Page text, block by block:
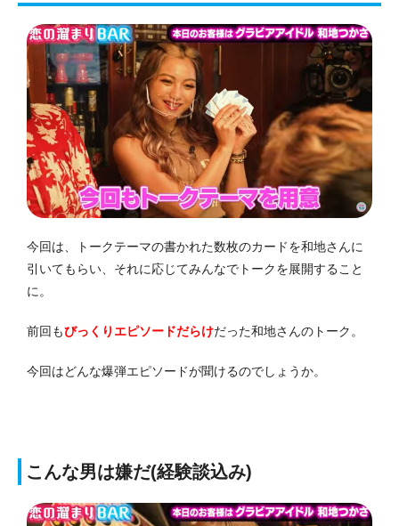
今回は、トークテーマの書かれた数枚のカードを和地さんに
引いてもらい、それに応じてみんなでトークを展開すること
に。
前回もびっくりエピソードだらけだった和地さんのトーク。
今回はどんな爆弾エピソードが聞けるのでしょうか。
こんな男は嫌だ(経験談込み)